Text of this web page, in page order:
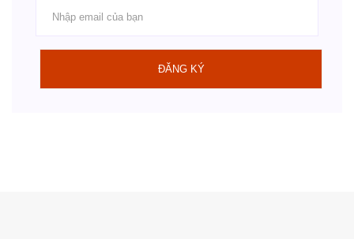
ĐĂNG KÝ